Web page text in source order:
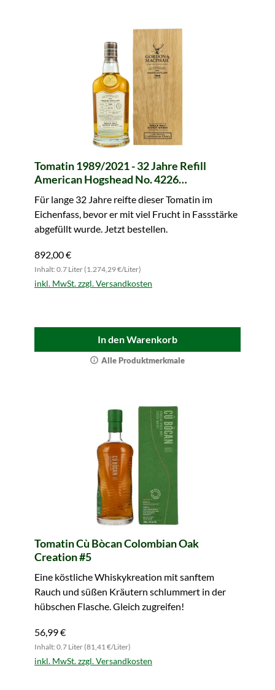
Tomatin 1989/2021 - 32 Jahre Refill
American Hogshead No. 4226
Für lange 32 Jahre reifte dieser Tomatin im
Eichenfass, bevor er mit viel Frucht in Fassstärke
abgefüllt wurde. Jetzt bestellen.
892,00 €
Inhalt: 0.7 Liter (1.274,29 €/Liter)
inkl. MwSt. zzgl. Versandkosten
In den Warenkorb
Alle Produktmerkmale
Tomatin Cù Bòcan Colombian Oak
Creation #5
Eine köstliche Whiskykreation mit sanftem
Rauch und süßen Kräutern schlummert in der
hübschen Flasche. Gleich zugreifen!
56,99 €
Inhalt: 0.7 Liter (81,41 €/Liter)
inkl. MwSt. zzgl. Versandkosten